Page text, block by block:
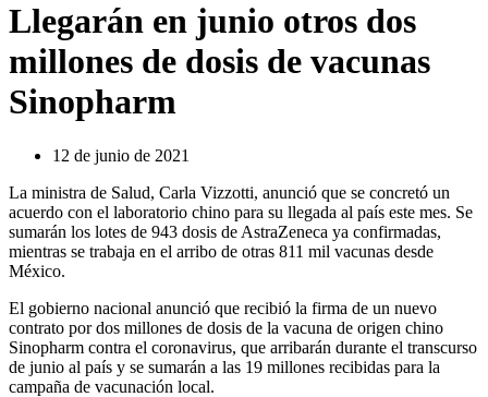
Llegarán en junio otros dos
millones de dosis de vacunas
Sinopharm
12 de junio de 2021
La ministra de Salud, Carla Vizzotti, anunció que se concretó un
acuerdo con el laboratorio chino para su llegada al país este mes. Se
sumarán los lotes de 943 dosis de AstraZeneca ya confirmadas,
mientras se trabaja en el arribo de otras 811 mil vacunas desde
México.
El gobierno nacional anunció que recibió la firma de un nuevo
contrato por dos millones de dosis de la vacuna de origen chino
Sinopharm contra el coronavirus, que arribarán durante el transcurso
de junio al país y se sumarán a las 19 millones recibidas para la
campaña de vacunación local.